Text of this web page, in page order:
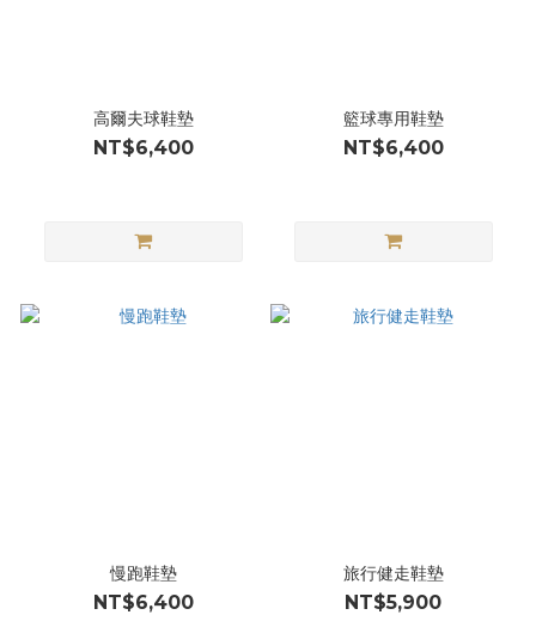
高爾夫球鞋墊
NT$6,400
籃球專用鞋墊
NT$6,400
慢跑鞋墊
NT$6,400
旅行健走鞋墊
NT$5,900